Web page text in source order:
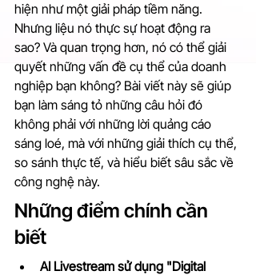
hiện như một giải pháp tiềm năng.
Nhưng liệu nó thực sự hoạt động ra
sao? Và quan trọng hơn, nó có thể giải
quyết những vấn đề cụ thể của doanh
nghiệp bạn không? Bài viết này sẽ giúp
bạn làm sáng tỏ những câu hỏi đó
không phải với những lời quảng cáo
sáng loé, mà với những giải thích cụ thể,
so sánh thực tế, và hiểu biết sâu sắc về
công nghệ này.
Những điểm chính cần
biết
AI Livestream sử dụng "Digital